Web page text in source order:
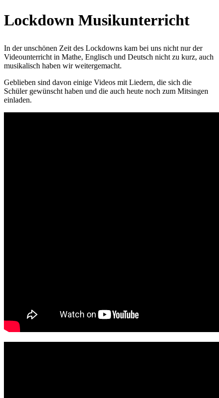
Lockdown Musikunterricht
In der unschönen Zeit des Lockdowns kam bei uns nicht nur der
Videounterricht in Mathe, Englisch und Deutsch nicht zu kurz, auch
musikalisch haben wir weitergemacht.
Geblieben sind davon einige Videos mit Liedern, die sich die
Schüler gewünscht haben und die auch heute noch zum Mitsingen
einladen.